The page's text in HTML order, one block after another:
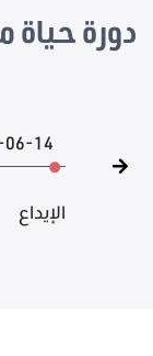
دورة حياة
06-14
الإيداع